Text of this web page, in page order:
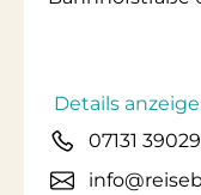
Details
07131